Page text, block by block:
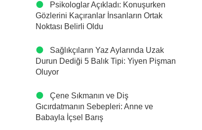
Psikologlar Açıkladı: Konuşurken
Gözlerini Kaçıranlar İnsanların Ortak
Noktası Belirli Oldu
Sağlıkçıların Yaz Aylarında Uzak
Durun Dediği 5 Balık Tipi: Yiyen Pişman
Oluyor
Çene Sıkmanın ve Diş
Gıcırdatmanın Sebepleri: Anne ve
Babayla İçsel Barış